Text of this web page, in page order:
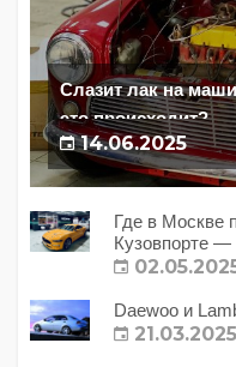
Слазит лак на
это происходит?
14.06.2025
Где в Москве
Кузовпорте —
Daewoo и
21.03.2025